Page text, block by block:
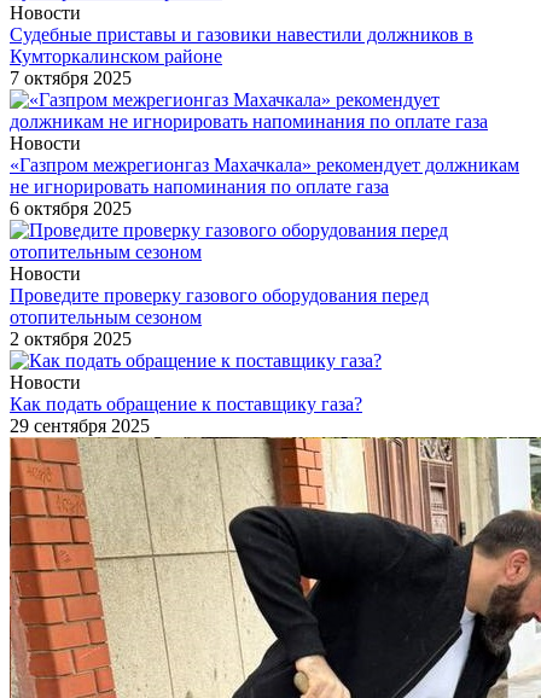
Новости
Судебные приставы и газовики навестили должников в
Кумторкалинском районе
7 октября 2025
Новости
«Газпром межрегионгаз Махачкала» рекомендует должникам
не игнорировать напоминания по оплате газа
6 октября 2025
Новости
Проведите проверку газового оборудования перед
отопительным сезоном
2 октября 2025
Новости
Как подать обращение к поставщику газа?
29 сентября 2025